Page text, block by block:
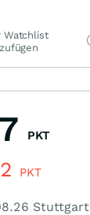
Watchlist
PKT
PKT
Stuttgart